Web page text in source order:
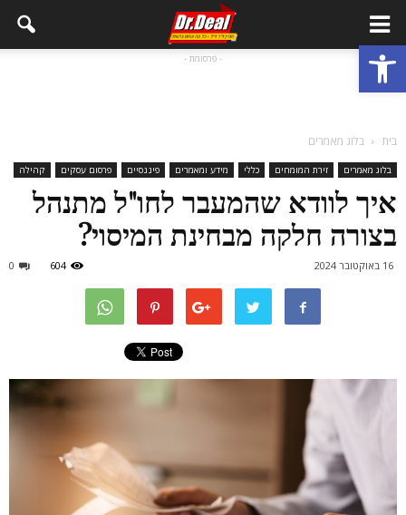
פתח סרגל נגישות - פרסומת -
בית בלוג מאמרים
בלוג מאמרים זירת המומחים כללי מידע ומאמרים פיננסיים פרסום עסקים קהילה
איך לוודא שהמעבר לחו"ל מתנהל
בצורה חלקה מבחינת המיסוי?
16 באוקטובר 2024 0 604